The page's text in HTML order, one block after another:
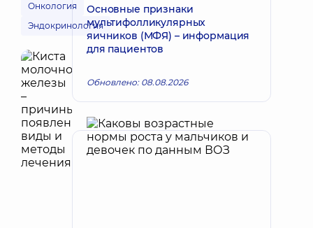
Онкология
Эндокринология
Основные признаки
мультифолликулярных
яичников (МФЯ) – информация
для пациентов
Обновлено: 08.08.2026